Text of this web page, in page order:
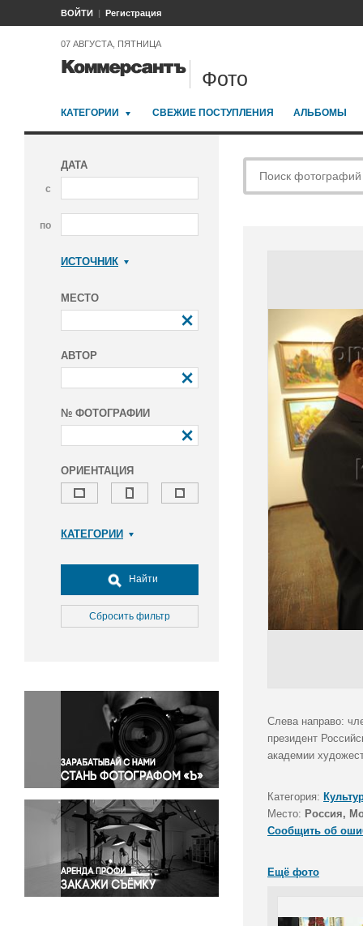
ВОЙТИ Регистрация
07 АВГУСТА, ПЯТНИЦА
Фото
КАТЕГОРИИ СВЕЖИЕ ПОСТУПЛЕНИЯ АЛЬБОМЫ
ДАТА
с
по
ИСТОЧНИК
МЕСТО
АВТОР
№ ФОТОГРАФИИ
ОРИЕНТАЦИЯ
КАТЕГОРИИ
Досуг, туризм и отдых
Культура
Медицина
Окружающая среда
Политика
Правосудие
Происшествия и конфликты
Религия
Светская жизнь
Спорт
Экология
Экономика и бизнес
Найти
Сбросить фильтр
Слева направо:
президент
академии
Категория:
Место: Россия,
Сообщить об
Ещё фото